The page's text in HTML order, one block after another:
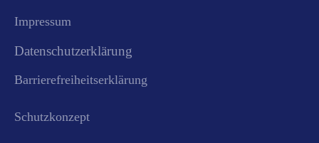
Impressum
Datenschutzerklärung
Barrierefreiheitserklärung
Schutzkonzept